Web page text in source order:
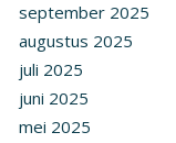
september 2025
augustus 2025
juli 2025
juni 2025
mei 2025